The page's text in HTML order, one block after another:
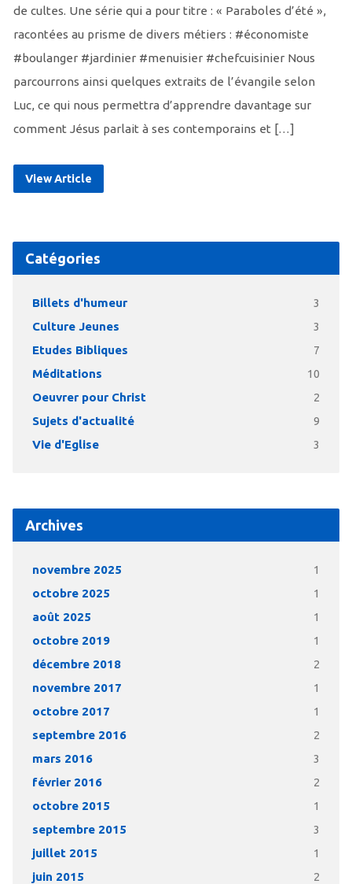
de cultes. Une série qui a pour titre : « Paraboles d’été »,
racontées au prisme de divers métiers : #économiste
#boulanger #jardinier #menuisier #chefcuisinier Nous
parcourrons ainsi quelques extraits de l’évangile selon
Luc, ce qui nous permettra d’apprendre davantage sur
comment Jésus parlait à ses contemporains et […]
View Article
Catégories
Billets d'humeur 3
Culture Jeunes 3
Etudes Bibliques 7
Méditations 10
Oeuvrer pour Christ 2
Sujets d'actualité 9
Vie d'Eglise 3
Archives
novembre 2025 1
octobre 2025 1
août 2025 1
octobre 2019 1
décembre 2018 2
novembre 2017 1
octobre 2017 1
septembre 2016 2
mars 2016 3
février 2016 2
octobre 2015 1
septembre 2015 3
juillet 2015 1
juin 2015 2